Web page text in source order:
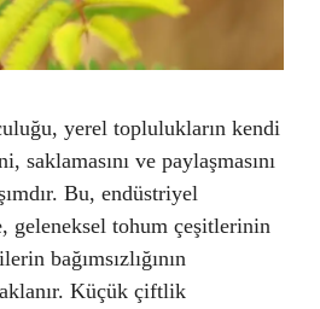
yerel toplulukların kendi
saklamasını ve paylaşmasını
Bu, endüstriyel
geleneksel tohum çeşitlerinin
bağımsızlığının
Küçük çiftlik